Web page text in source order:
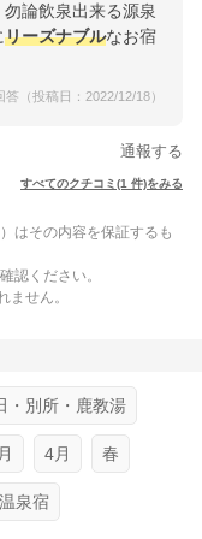
勿論飲泉出来る源泉
リーズナブルなお宿
答（投稿日：2022/12/18）
通報する
すべてのクチコミ(1 件)をみる
はその内容を保証するも
認ください。
ません。
・別所・鹿教湯
4月 春
温泉宿